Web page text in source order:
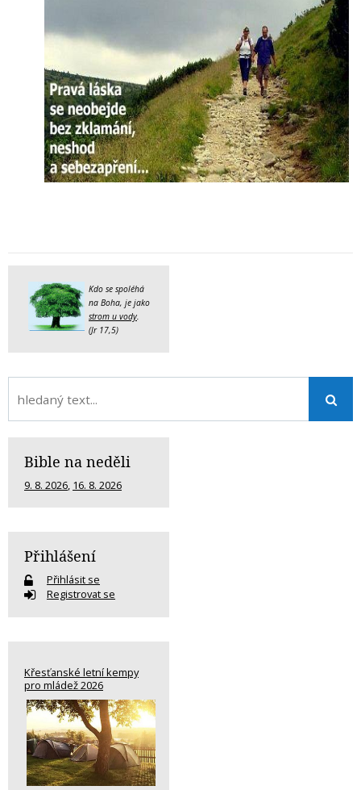
Kdo se spoléhá
na Boha, je jako
strom u vody.
(Jr 17,5)
Bible na neděli
9. 8. 2026, 16. 8. 2026
Přihlášení
Přihlásit se
Registrovat se
Křesťanské letní kempy
pro mládež 2026